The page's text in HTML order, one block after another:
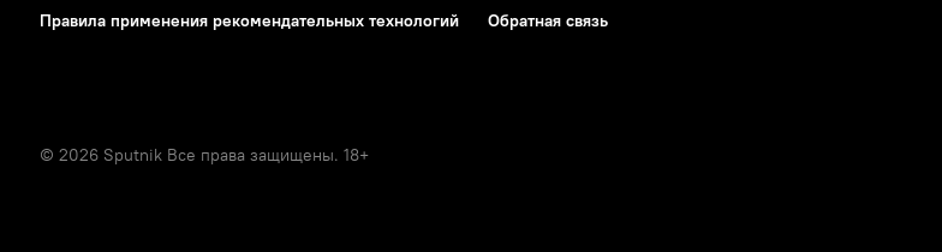
Правила применения рекомендательных технологий
Обратная связь
© 2026 Sputnik Все права защищены. 18+